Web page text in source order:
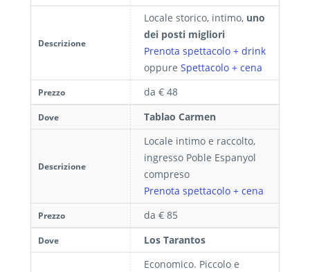
Descrizione
Locale storico, intimo, uno
dei posti migliori
Prenota spettacolo + drink
oppureSpettacolo + cena
Prezzo da € 48
Dove Tablao Carmen
Descrizione
Locale intimo e raccolto,
ingresso Poble Espanyol
compreso
Prenota spettacolo + cena
Prezzo da € 85
Dove Los Tarantos
Economico. Piccolo e